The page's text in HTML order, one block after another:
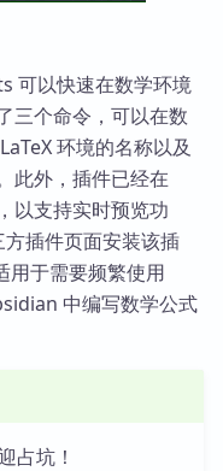
可以快速在数学环境
三个命令，可以在数
环境的名称以及
此外，插件已经在
以支持实时预览功
插件页面安装该插
用于需要频繁使用
中编写数学公式
占坑！